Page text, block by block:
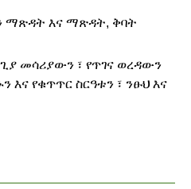
ማጽዳት እና ማጽዳት, ቅባት
መሳሪያውን ፣ የጥገና ወረዳውን
እና የቁጥጥር ስርዓቱን ፣ ንፁህ እና